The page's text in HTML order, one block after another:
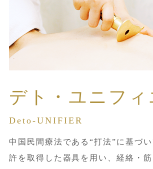
デト・ユニフィ
Deto-UNIFIER
中国民間療法である“打法”に基づ
許を取得した器具を用い、経絡・